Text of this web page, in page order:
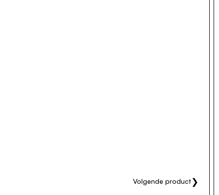
Volgende product❯